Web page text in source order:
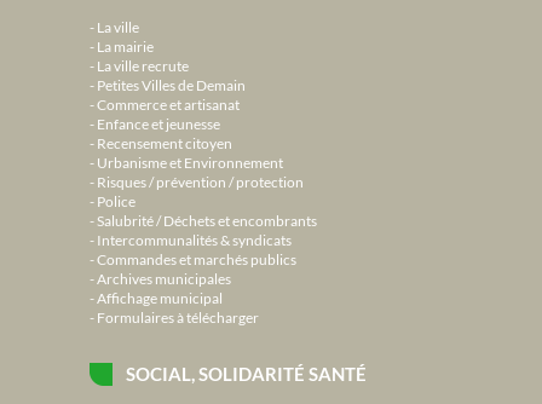
La ville
La mairie
La ville recrute
Petites Villes de Demain
Commerce et artisanat
Enfance et jeunesse
Recensement citoyen
Urbanisme et Environnement
Risques / prévention / protection
Police
Salubrité / Déchets et encombrants
Intercommunalités & syndicats
Commandes et marchés publics
Archives municipales
Affichage municipal
Formulaires à télécharger
SOCIAL, SOLIDARITÉ SANTÉ